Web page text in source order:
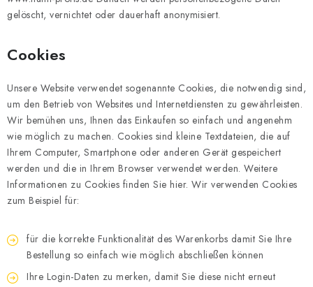
gelöscht, vernichtet oder dauerhaft anonymisiert.
Cookies
Unsere Website verwendet sogenannte Cookies, die notwendig sind,
um den Betrieb von Websites und Internetdiensten zu gewährleisten.
Wir bemühen uns, Ihnen das Einkaufen so einfach und angenehm
wie möglich zu machen. Cookies sind kleine Textdateien, die auf
Ihrem Computer, Smartphone oder anderen Gerät gespeichert
werden und die in Ihrem Browser verwendet werden. Weitere
Informationen zu Cookies finden Sie hier. Wir verwenden Cookies
zum Beispiel für:
für die korrekte Funktionalität des Warenkorbs damit Sie Ihre
Bestellung so einfach wie möglich abschließen können
Ihre Login-Daten zu merken, damit Sie diese nicht erneut